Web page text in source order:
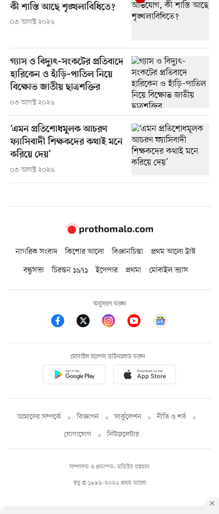
কী শাস্তি আছে শৃঙ্খলাবিধিতে?
০৩ আগস্ট ২০২৬
গ্যাস ও বিদ্যুৎ–সংকটের প্রতিবাদে
হারিকেন ও হাঁড়ি–পাতিল নিয়ে
বিক্ষোভ জাতীয় ছাত্রশক্তির
০৩ আগস্ট ২০২৬
‘এমন প্রতিশোধমূলক আচরণ
ফ্যাসিবাদী শিক্ষকদের কথাই মনে
করিয়ে দেয়’
০৩ আগস্ট ২০২৬
নাগরিক সংবাদ কিশোর আলো বিজ্ঞানচিন্তা
প্রথম আলো ট্রাস্ট
বন্ধুসভা
চিরন্তন ১৯৭১ ইপেপার প্রথমা মোবাইল ভ্যাস
অনুসরণ করুন
মোবাইল অ্যাপস ডাউনলোড করুন
আমাদের সম্পর্কে বিজ্ঞাপন সার্কুলেশন
নীতি ও শর্ত
যোগাযোগ
নিউজলেটার
স্বত্ব © ১৯৯৮-২০২৬ প্রথম আলো
সম্পাদক ও প্রকাশক: মতিউর রহমান